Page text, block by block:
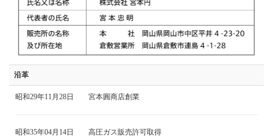
沿革
昭和29年11月28日 宮本圓商店創業
昭和35年04月14日 高圧ガス販売許可取得